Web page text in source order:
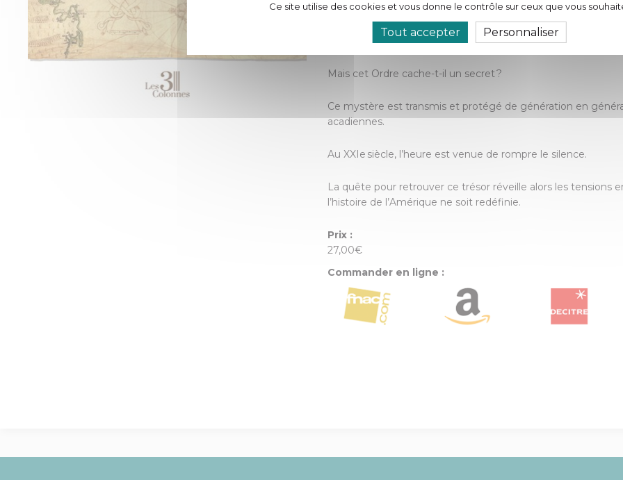
confins du Maine et du New-Brunswik actuels.
Il donne alors naissance à l’Ordre du Bon Temps, pour
Mais cet Ordre cache-t-il un secret ?
Ce mystère est transmis et protégé de génération en
acadiennes.
Au XXIe siècle, l’heure est venue de rompre le silence.
La quête pour retrouver ce trésor réveille alors les tensions
l’histoire de l’Amérique ne soit redéfinie.
Prix :
27,00€
Commander en ligne :
Ce site utilise des cookies et vous donne le contrôle sur ceux que vous
Tout accepter Personnaliser